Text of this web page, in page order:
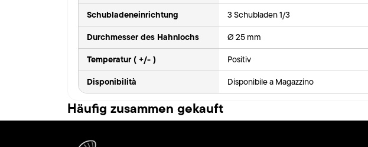
Schubladeneinrichtung 3 Schubladen 1/3
Durchmesser des Hahnlochs Ø 25 mm
Temperatur ( +/- ) Positiv
Disponibilità Disponibile a Magazzino
Häufig zusammen gekauft